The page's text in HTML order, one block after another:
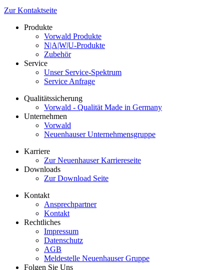
Zur Kontaktseite
Produkte
Vorwald Produkte
N|A|W|U-Produkte
Zubehör
Service
Unser Service-Spektrum
Service Anfrage
Qualitätssicherung
Vorwald - Qualität Made in Germany
Unternehmen
Vorwald
Neuenhauser Unternehmensgruppe
Karriere
Zur Neuenhauser Karriereseite
Downloads
Zur Download Seite
Kontakt
Ansprechpartner
Kontakt
Rechtliches
Impressum
Datenschutz
AGB
Meldestelle Neuenhauser Gruppe
Folgen Sie Uns